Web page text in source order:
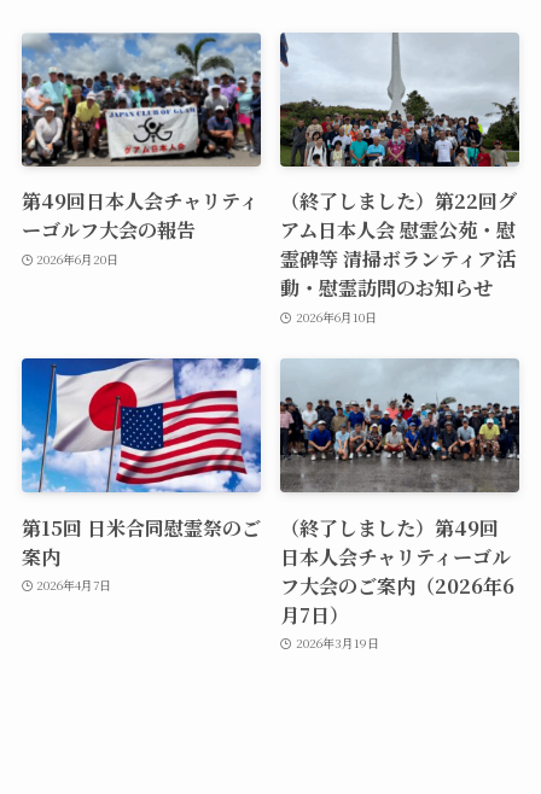
第49回日本人会チャリティ
ーゴルフ大会の報告
2026年6月20日
（終了しました）第22回グ
アム日本人会 慰霊公苑・慰
霊碑等 清掃ボランティア活
動・慰霊訪問のお知らせ
2026年6月10日
第15回 日米合同慰霊祭のご
案内
2026年4月7日
（終了しました）第49回
日本人会チャリティーゴル
フ大会のご案内（2026年6
月7日）
2026年3月19日